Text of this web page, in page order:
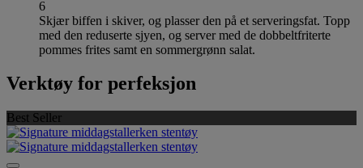
6
Skjær biffen i skiver, og plasser den på et serveringsfat. Topp
med den reduserte sjyen, og server med de dobbeltfriterte
pommes frites samt en sommergrønn salat.
Verktøy for perfeksjon
Best Seller